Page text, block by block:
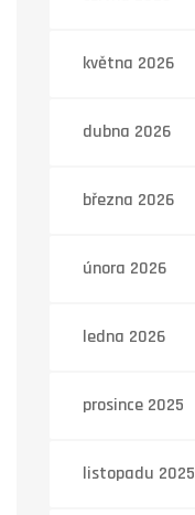
května 2026
dubna 2026
března 2026
února 2026
ledna 2026
prosince 2025
listopadu 2025